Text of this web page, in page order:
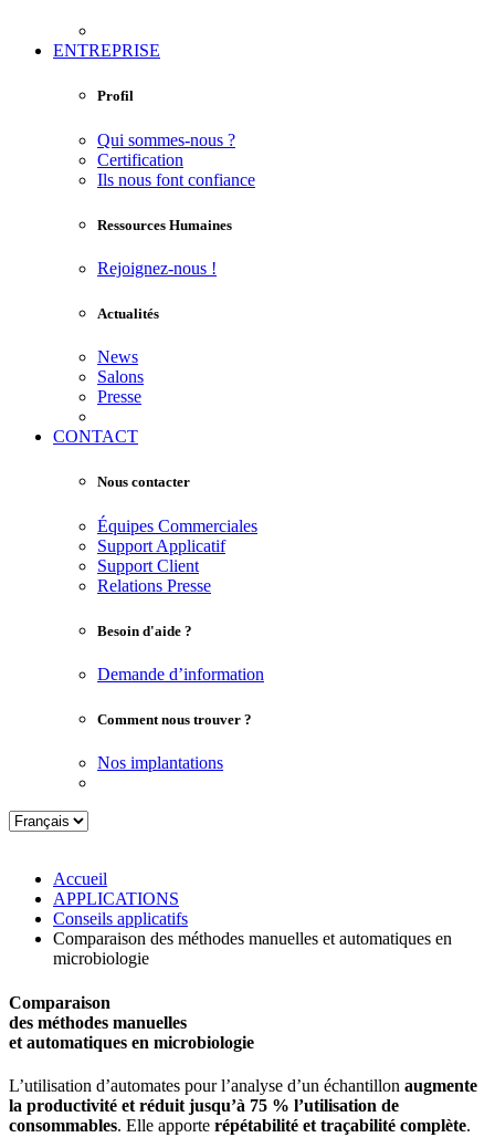
ENTREPRISE
Profil
Qui sommes-nous ?
Certification
Ils nous font confiance
Ressources Humaines
Rejoignez-nous !
Actualités
News
Salons
Presse
CONTACT
Nous contacter
Équipes Commerciales
Support Applicatif
Support Client
Relations Presse
Besoin d'aide ?
Demande d’information
Comment nous trouver ?
Nos implantations
Accueil
APPLICATIONS
Conseils applicatifs
Comparaison des méthodes manuelles et automatiques en
microbiologie
Comparaison
des méthodes manuelles
et automatiques en microbiologie
L’utilisation d’automates pour l’analyse d’un échantillon augmente
la productivité et réduit jusqu’à 75 % l’utilisation de
consommables. Elle apporte répétabilité et traçabilité complète.